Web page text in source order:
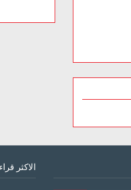
الاكثر